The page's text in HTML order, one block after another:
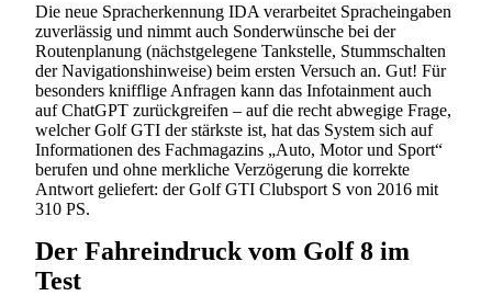
Die neue Spracherkennung IDA verarbeitet Spracheingaben
zuverlässig und nimmt auch Sonderwünsche bei der
Routenplanung (nächstgelegene Tankstelle, Stummschalten
der Navigationshinweise) beim ersten Versuch an. Gut! Für
besonders knifflige Anfragen kann das Infotainment auch
auf ChatGPT zurückgreifen – auf die recht abwegige Frage,
welcher Golf GTI der stärkste ist, hat das System sich auf
Informationen des Fachmagazins „Auto, Motor und Sport“
berufen und ohne merkliche Verzögerung die korrekte
Antwort geliefert: der Golf GTI Clubsport S von 2016 mit
310 PS.
Der Fahreindruck vom Golf 8 im
Test